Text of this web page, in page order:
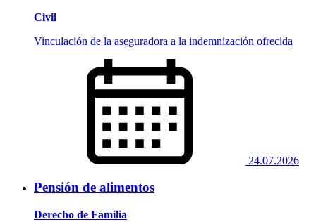
Civil
Vinculación de la aseguradora a la indemnización ofrecida
24.07.2026
Pensión de alimentos
Derecho de Familia